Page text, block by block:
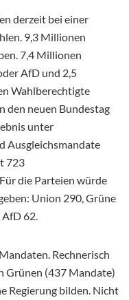
derzeit bei einer
9,3 Millionen
7,4 Millionen
AfD und 2,5
Wahlberechtigte
den neuen Bundestag
unter
Ausgleichsmandate
723
die Parteien würde
Union 290, Grüne
62.
Rechnerisch
Grünen (437 Mandate)
Regierung bilden. Nicht